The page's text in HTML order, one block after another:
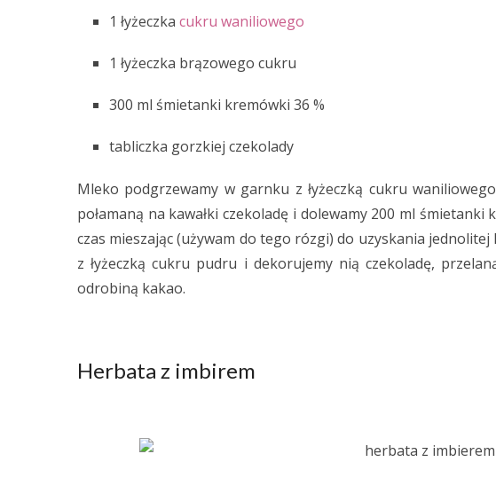
1 łyżeczka cukru waniliowego
1 łyżeczka brązowego cukru
300 ml śmietanki kremówki 36 %
tabliczka gorzkiej czekolady
Mleko podgrzewamy w garnku z łyżeczką cukru
połamaną na kawałki czekoladę i dolewamy 200 ml śmietanki
czas mieszając (używam do tego rózgi) do uzyskania
z łyżeczką cukru pudru i dekorujemy nią czekoladę,
odrobiną kakao.
Herbata z imbirem